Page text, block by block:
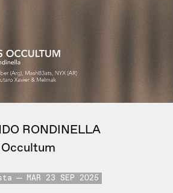
RONDINELLA
MAR 23 SEP 2025